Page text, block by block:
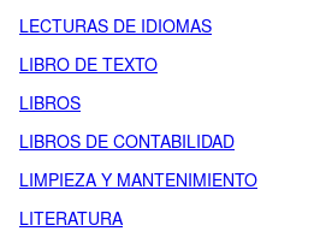
LECTURAS DE IDIOMAS
LIBRO DE TEXTO
LIBROS
LIBROS DE CONTABILIDAD
LIMPIEZA Y MANTENIMIENTO
LITERATURA